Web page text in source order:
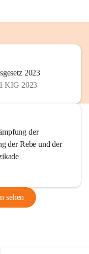
2023
KIG 2023
der
der Rebe und der
sehen